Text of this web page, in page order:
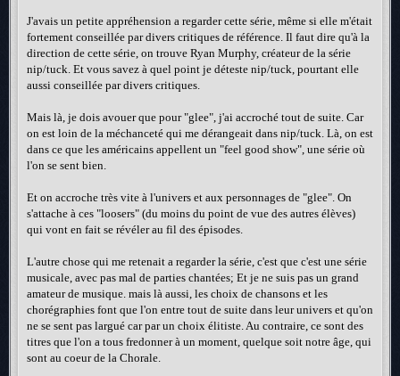
J'avais un petite appréhension a regarder cette série, même si elle m'était
fortement conseillée par divers critiques de référence. Il faut dire qu'à la
direction de cette série, on trouve Ryan Murphy, créateur de la série
nip/tuck. Et vous savez à quel point je déteste nip/tuck, pourtant elle
aussi conseillée par divers critiques.
Mais là, je dois avouer que pour "glee", j'ai accroché tout de suite. Car
on est loin de la méchanceté qui me dérangeait dans nip/tuck. Là, on est
dans ce que les américains appellent un "feel good show", une série où
l'on se sent bien.
Et on accroche très vite à l'univers et aux personnages de "glee". On
s'attache à ces "loosers" (du moins du point de vue des autres élèves)
qui vont en fait se révéler au fil des épisodes.
L'autre chose qui me retenait a regarder la série, c'est que c'est une série
musicale, avec pas mal de parties chantées; Et je ne suis pas un grand
amateur de musique. mais là aussi, les choix de chansons et les
chorégraphies font que l'on entre tout de suite dans leur univers et qu'on
ne se sent pas largué car par un choix élitiste. Au contraire, ce sont des
titres que l'on a tous fredonner à un moment, quelque soit notre âge, qui
sont au coeur de la Chorale.